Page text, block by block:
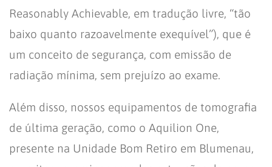
Reasonably Achievable, em tradução livre, “tão
baixo quanto razoavelmente exequível”), que é
um conceito de segurança, com emissão de
radiação mínima, sem prejuízo ao exame.
Além disso, nossos equipamentos de tomografia
de última geração, como o Aquilion One,
presente na Unidade Bom Retiro em Blumenau,